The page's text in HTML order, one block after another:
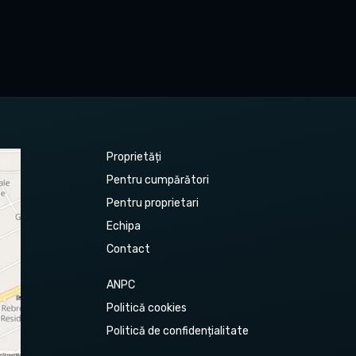
Proprietăți
Pentru cumpărători
Pentru proprietari
Echipa
Contact
ANPC
Politică cookies
Politică de confidențialitate